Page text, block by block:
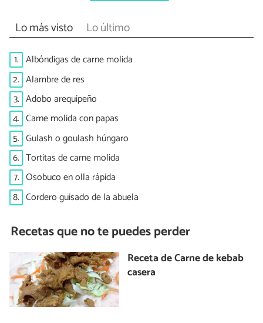
Lo más visto Lo último
1. Albóndigas de carne molida
2. Alambre de res
3. Adobo arequipeño
4. Carne molida con papas
5. Gulash o goulash húngaro
6. Tortitas de carne molida
7. Osobuco en olla rápida
8. Cordero guisado de la abuela
Recetas que no te puedes perder
Receta de Carne de kebab
casera